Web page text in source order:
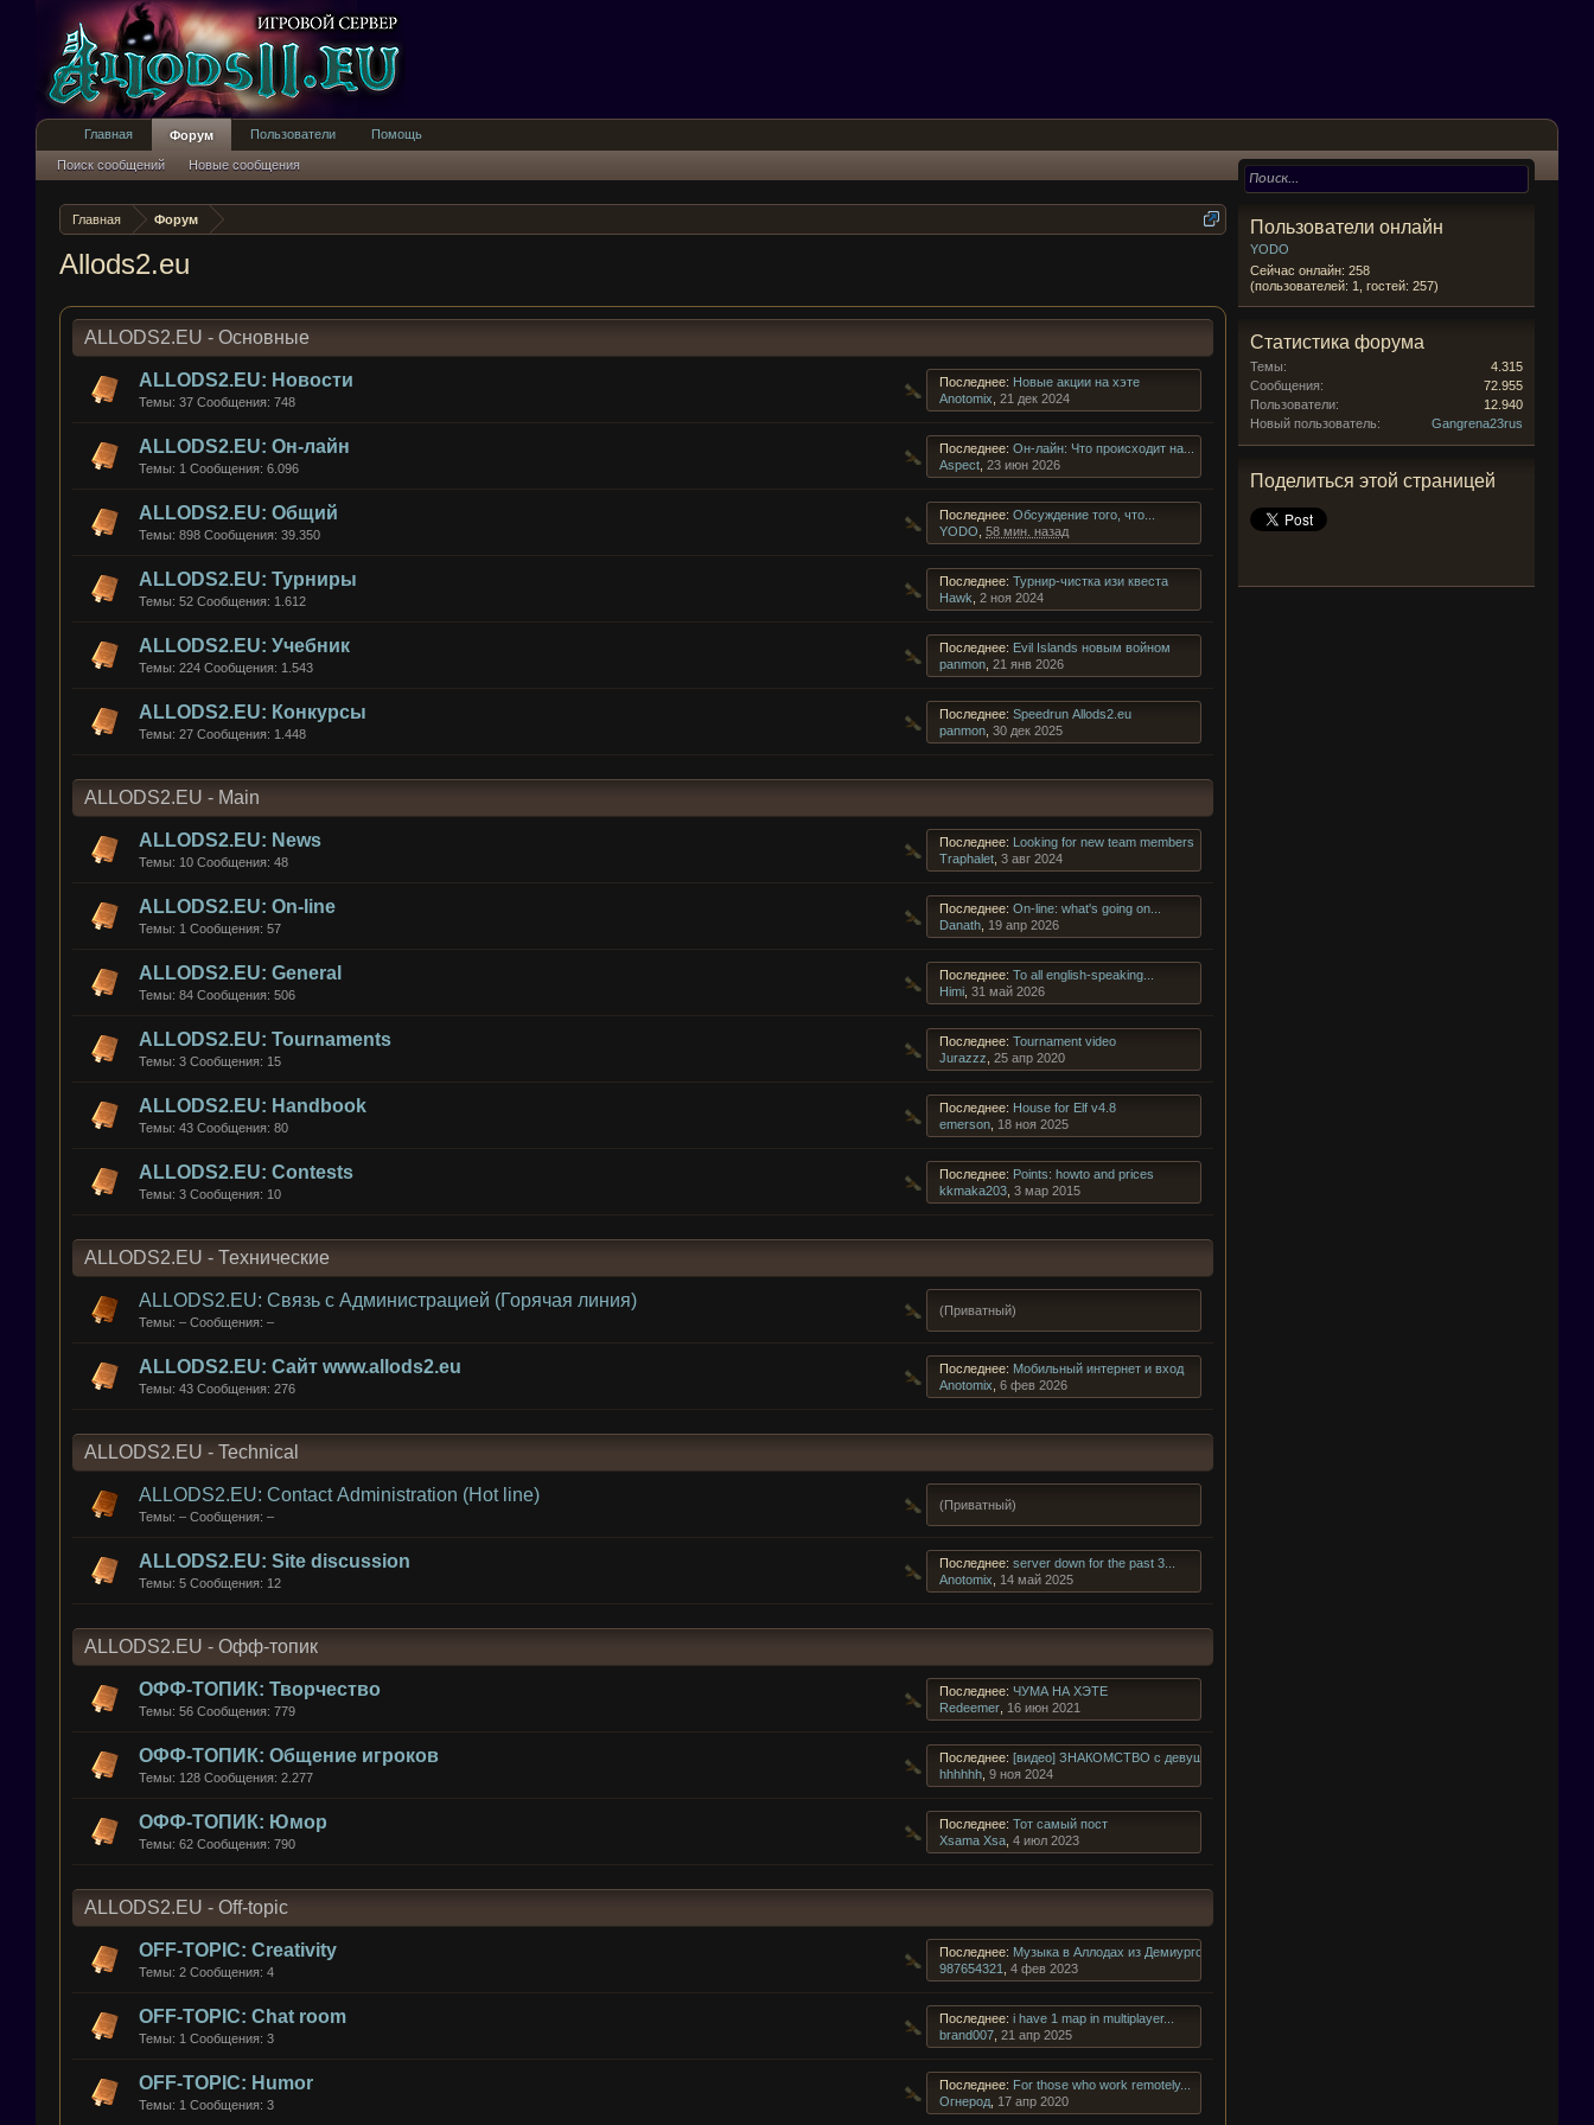
Главная Форум
Allods2.eu
ALLODS2.EU - Основные
ALLODS2.EU: Новости
Темы: 37 Сообщения: 748
Последнее: Новые акции на хэте
Anotomix 21 дек 2024
ALLODS2.EU: Он-лайн
Темы: 1 Сообщения: 6.096
Последнее: Он-лайн: Что происходит на...
Aspect 23 июн 2026
ALLODS2.EU: Общий
Темы: 898 Сообщения: 39.350
Последнее: Обсуждение того, что...
YODO 58 мин. назад
ALLODS2.EU: Турниры
Темы: 52 Сообщения: 1.612
Последнее: Турнир-чистка изи квеста
Hawk 2 ноя 2024
ALLODS2.EU: Учебник
Темы: 224 Сообщения: 1.543
Последнее: Evil Islands новым войном
panmon 21 янв 2026
ALLODS2.EU: Конкурсы
Темы: 27 Сообщения: 1.448
Последнее: Speedrun Allods2.eu
panmon 30 дек 2025
ALLODS2.EU - Main
ALLODS2.EU: News
Темы: 10 Сообщения: 48
Последнее: Looking for new team members
Traphalet 3 авг 2024
ALLODS2.EU: On-line
Темы: 1 Сообщения: 57
Последнее: On-line: what's going on...
Danath 19 апр 2026
ALLODS2.EU: General
Темы: 84 Сообщения: 506
Последнее: To all english-speaking...
Himi 31 май 2026
ALLODS2.EU: Tournaments
Темы: 3 Сообщения: 15
Последнее: Tournament video
Jurazzz 25 апр 2020
ALLODS2.EU: Handbook
Темы: 43 Сообщения: 80
Последнее: House for Elf v4.8
emerson 18 ноя 2025
ALLODS2.EU: Contests
Темы: 3 Сообщения: 10
Последнее: Points: howto and prices
kkmaka203 3 мар 2015
ALLODS2.EU - Технические
ALLODS2.EU: Связь с Администрацией (Горячая линия)
Темы: – Сообщения: –
(Приватный)
ALLODS2.EU: Сайт www.allods2.eu
Темы: 43 Сообщения: 276
Последнее: Мобильный интернет и вход
Anotomix 6 фев 2026
ALLODS2.EU - Technical
ALLODS2.EU: Contact Administration (Hot line)
Темы: – Сообщения: –
(Приватный)
ALLODS2.EU: Site discussion
Темы: 5 Сообщения: 12
Последнее: server down for the past 3...
Anotomix
14 май 2025
ALLODS2.EU - Офф-топик
ОФФ-ТОПИК: Творчество
Темы: 56 Сообщения: 779
Последнее: ЧУМА НА ХЭТЕ
Redeemer 16 июн 2021
ОФФ-ТОПИК: Общение игроков
Темы: 128 Сообщения: 2.277
Последнее: [видео] ЗНАКОМСТВО с девушкой...
hhhhhh 9 ноя 2024
ОФФ-ТОПИК: Юмор
Темы: 62 Сообщения: 790
Последнее: Тот самый пост
Xsama Xsa 4 июл 2023
ALLODS2.EU - Off-topic
OFF-TOPIC: Creativity
Темы: 2 Сообщения: 4
Последнее: Музыка в Аллодах из Демиургов
987654321
4 фев 2023
OFF-TOPIC: Chat room
Темы: 1 Сообщения: 3
Последнее: i have 1 map in multiplayer...
brand007 21 апр 2025
OFF-TOPIC: Humor
Темы: 1 Сообщения: 3
Последнее: For those who work remotely...
Огнерод 17 апр 2020
Пользователи онлайн
YODO
Сейчас онлайн: 258
(пользователей: 1, гостей: 257)
Статистика форума
Темы:
4.315
Сообщения:
72.955
Пользователи:
12.940
Новый пользователь:
Gangrena23rus
Поделиться этой страницей
Главная Форум
Поиск сообщений Новые сообщения
Пользователи Помощь